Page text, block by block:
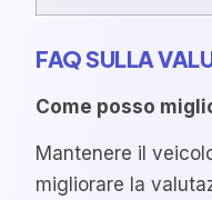
FAQ SULLA
Come posso
Mantenere il
migliorare la